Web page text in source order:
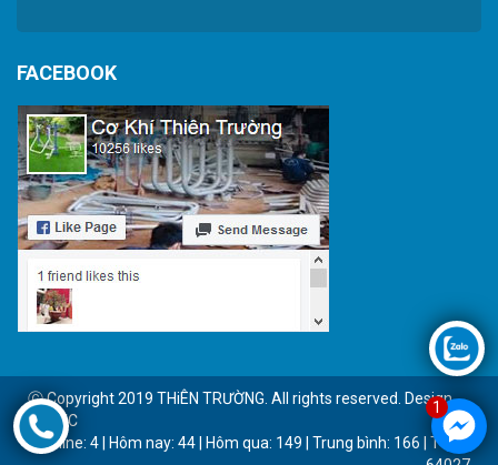
FACEBOOK
Ⓒ Copyright 2019 THiÊN TRƯỜNG. All rights reserved. Design
by BTC
Online: 4 | Hôm nay: 44 | Hôm qua: 149 | Trung bình: 166 | Tổng:
1